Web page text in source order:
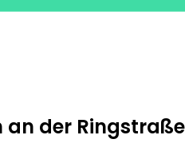
der